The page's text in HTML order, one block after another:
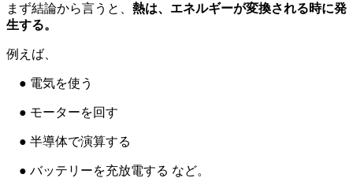
まず結論から言うと、 熱は、エネルギーが変換される時に発
生する。
例えば、
● 電気を使う
● モーターを回す
● 半導体で演算する
● バッテリーを充放電する など。